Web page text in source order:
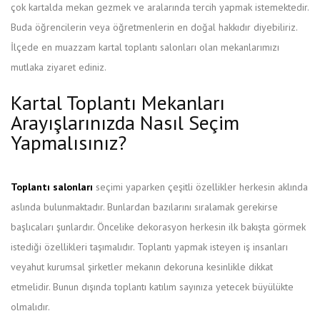
çok kartalda mekan gezmek ve aralarında tercih yapmak istemektedir.
Buda öğrencilerin veya öğretmenlerin en doğal hakkıdır diyebiliriz.
İlçede en muazzam kartal toplantı salonları olan mekanlarımızı
mutlaka ziyaret ediniz.
Kartal Toplantı Mekanları
Arayışlarınızda Nasıl Seçim
Yapmalısınız?
Toplantı salonları seçimi yaparken çeşitli özellikler herkesin aklında
aslında bulunmaktadır. Bunlardan bazılarını sıralamak gerekirse
başlıcaları şunlardır. Öncelike dekorasyon herkesin ilk bakışta görmek
istediği özellikleri taşımalıdır. Toplantı yapmak isteyen iş insanları
veyahut kurumsal şirketler mekanın dekoruna kesinlikle dikkat
etmelidir. Bunun dışında toplantı katılım sayınıza yetecek büyülükte
olmalıdır.